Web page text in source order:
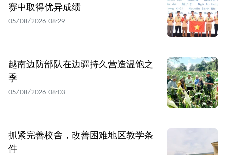
赛中取得优异成绩
05/08/2026 08:29
越南边防部队在边疆持久营造温饱之
季
05/08/2026 08:03
抓紧完善校舍，改善困难地区教学条
件